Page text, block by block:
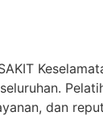
dan